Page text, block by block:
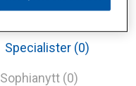
Specialister (0)
Sophianytt (0)